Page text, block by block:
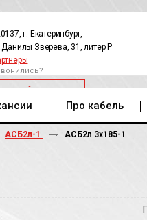
г. Екатеринбург,
Зверева, 31, литер Р
ЗВОНОК
Про кабель
АСБ2л-1 АСБ2л 3х185-1